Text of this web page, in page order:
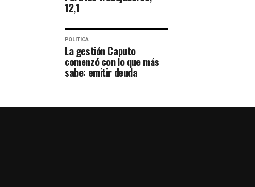
12,1
POLITICA
La gestión Caputo
comenzó con lo que más
sabe: emitir deuda